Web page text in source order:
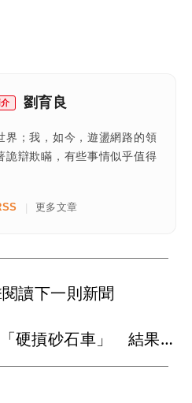
劉育良
界；我，如今，遊盪網路的領
詭辯欺瞞，有些事情似乎值得
更多文章
讀下一則新聞
轎車駕駛路怒反超車「硬摃砂石車」 結果變成稀巴爛